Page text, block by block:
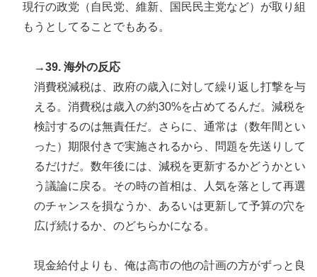
現行の政党（自民党、維新、国民民主党など）が取り組
もうとしてることでもある。
→39. 海外の反応
消費税減税は、政府の歳入に対して繰り返し打撃を与
える。消費税は歳入の約30%を占めてるんだ。減税を
検討するのは無責任だ。さらに、通常は（数年間とい
った）期限付きで実施されるから、問題を先送りして
るだけだ。数年後には、減税を更新するかどうかとい
う議論に戻る。その時の首相は、人気を落として再選
のチャンスを損なうか、あるいは更新して予算の穴を
広げ続けるか、のどちらかになる。
現金給付よりも、俺は高市の他の計画の方がずっと良